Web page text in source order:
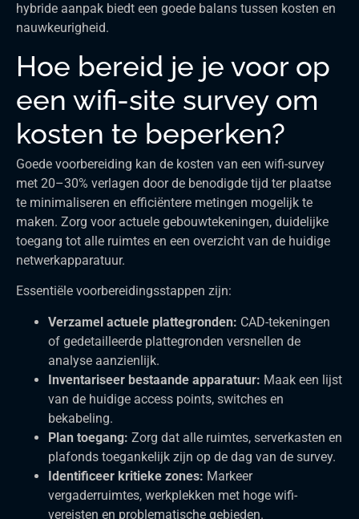
hybride aanpak biedt een goede balans tussen kosten en
nauwkeurigheid.
Hoe bereid je je voor op
een wifi-site survey om
kosten te beperken?
Goede voorbereiding kan de kosten van een wifi-survey
met 20–30% verlagen door de benodigde tijd ter plaatse
te minimaliseren en efficiëntere metingen mogelijk te
maken. Zorg voor actuele gebouwtekeningen, duidelijke
toegang tot alle ruimtes en een overzicht van de huidige
netwerkapparatuur.
Essentiële voorbereidingsstappen zijn:
Verzamel actuele plattegronden: CAD-tekeningen
of gedetailleerde plattegronden versnellen de
analyse aanzienlijk.
Inventariseer bestaande apparatuur: Maak een lijst
van de huidige access points, switches en
bekabeling.
Plan toegang: Zorg dat alle ruimtes, serverkasten en
plafonds toegankelijk zijn op de dag van de survey.
Identificeer kritieke zones: Markeer
vergaderruimtes, werkplekken met hoge wifi-
vereisten en problematische gebieden.